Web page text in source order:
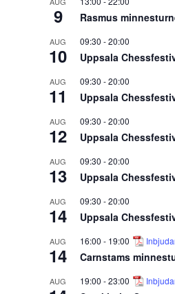
9 Rasmus
AUG
10
09:30 -20:00
Uppsala
AUG
11
09:30 -20:00
Uppsala
AUG
12
09:30 -20:00
Uppsala
AUG
13
09:30 -20:00
Uppsala
AUG
14
09:30 -20:00
Uppsala
AUG
14
16:00 - 19:00
Carnstams
AUG 19:00 -23:00